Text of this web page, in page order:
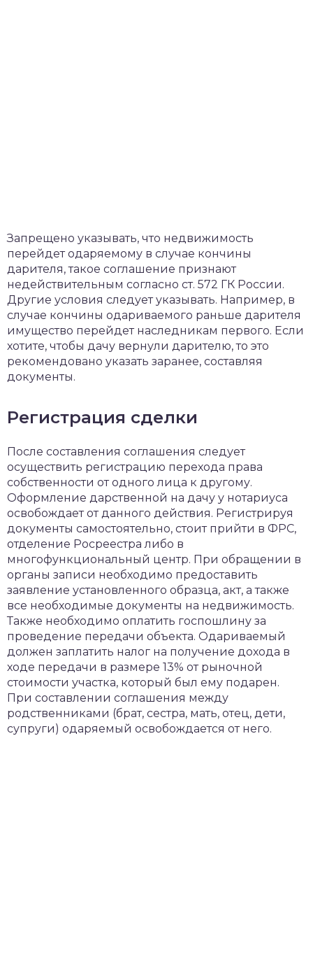
Запрещено указывать, что недвижимость
перейдет одаряемому в случае кончины
дарителя, такое соглашение признают
недействительным согласно ст. 572 ГК России.
Другие условия следует указывать. Например, в
случае кончины одариваемого раньше дарителя
имущество перейдет наследникам первого. Если
хотите, чтобы дачу вернули дарителю, то это
рекомендовано указать заранее, составляя
документы.
Регистрация сделки
После составления соглашения следует
осуществить регистрацию перехода права
собственности от одного лица к другому.
Оформление дарственной на дачу у нотариуса
освобождает от данного действия. Регистрируя
документы самостоятельно, стоит прийти в ФРС,
отделение Росреестра либо в
многофункциональный центр. При обращении в
органы записи необходимо предоставить
заявление установленного образца, акт, а также
все необходимые документы на недвижимость.
Также необходимо оплатить госпошлину за
проведение передачи объекта. Одариваемый
должен заплатить налог на получение дохода в
ходе передачи в размере 13% от рыночной
стоимости участка, который был ему подарен.
При составлении соглашения между
родственниками (брат, сестра, мать, отец, дети,
супруги) одаряемый освобождается от него.